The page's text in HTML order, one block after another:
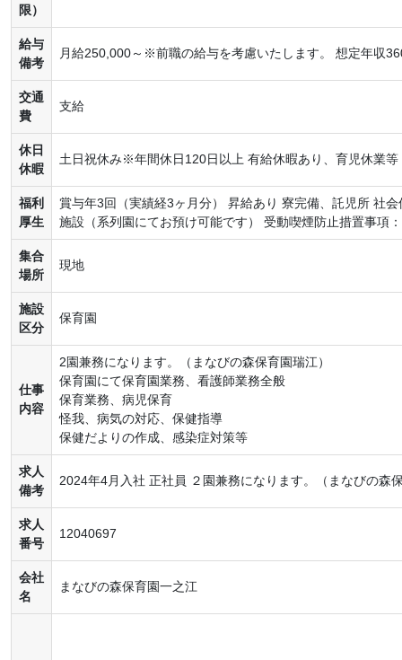
限）
給与
備考
月給250,000～※前職の給与を考慮いたします。 想定年収
交通
費
支給
休日
休暇
土日祝休み※年間休日120日以上 有給休暇あり、育児休業等
福利
厚生
賞与年3回（実績経3ヶ月分） 昇給あり 寮完備、託児所 社
施設（系列園にてお預け可能です） 受動喫煙防止措置事項
集合
場所
現地
施設
区分
保育園
仕事
内容
2園兼務になります。（まなびの森保育園瑞江）
保育園にて保育園業務、看護師業務全般
保育業務、病児保育
怪我、病気の対応、保健指導
保健だよりの作成、感染症対策等
求人
備考
2024年4月入社 正社員 ２園兼務になります。（まなびの森
求人
番号
12040697
会社
名
まなびの森保育園一之江